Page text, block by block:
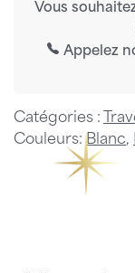
Vous
Appelez
Catégories :
Couleurs:Blanc,